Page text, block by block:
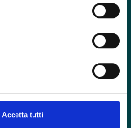
Accetta tutti